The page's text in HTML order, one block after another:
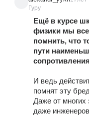
Гуру
Ещё в курсе
физики мы
помнить, что
пути
И ведь
помнят эту
Даже от многих
даже